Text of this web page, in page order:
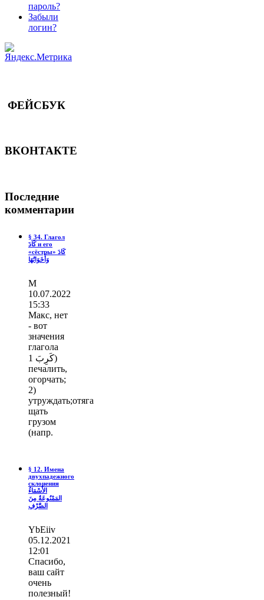
пароль?
Забыли
логин?
ФЕЙСБУК
ВКОНТАКТЕ
Последние
комментарии
§ 34. Глагол
كَادَ и его
«сёстры» كَادَ
وَأَخَوَاتُهَا
М
10.07.2022
15:33
Макс, нет
- вот
значения
глагола
كَرِبَ 1)
печалить,
огорчать;
2)
утруждать;отяга
щать
грузом
(напр.
§ 12. Имена
двухпадежного
склонения
الأَسْمَاءُ
المَمْنُوعَةُ مِنَ
الصَّرْفِ
YbEiiv
05.12.2021
12:01
Спасибо,
ваш сайт
очень
полезный!